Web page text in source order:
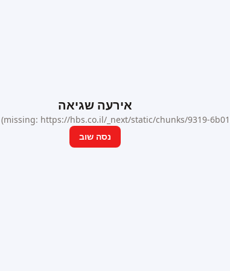
אירעה שגיאה
https://hbs.co.il/_next/static/chunks/9319-
נסה שוב